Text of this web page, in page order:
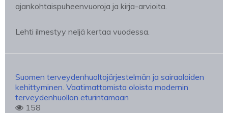
ajankohtaispuheenvuoroja ja kirja-arvioita.
Lehti ilmestyy neljä kertaa vuodessa.
Suomen terveydenhuoltojärjestelmän ja sairaaloiden
kehittyminen. Vaatimattomista oloista modernin
terveydenhuollon eturintamaan
158